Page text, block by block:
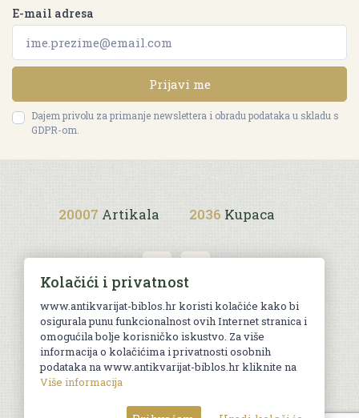
E-mail adresa
Prijavi me
Dajem privolu za primanje newslettera i obradu podataka u skladu s
GDPR-om.
20007 Artikala 2036 Kupaca
Uvjeti kupnje
© Sva prava pridržana. Web by
Kolačići i privatnost
www.antikvarijat-biblos.hr koristi kolačiće kako bi
osigurala punu funkcionalnost ovih Internet stranica i
omogućila bolje korisničko iskustvo. Za više
informacija o kolačićima i privatnosti osobnih
podataka na www.antikvarijat-biblos.hr kliknite na
Više informacija